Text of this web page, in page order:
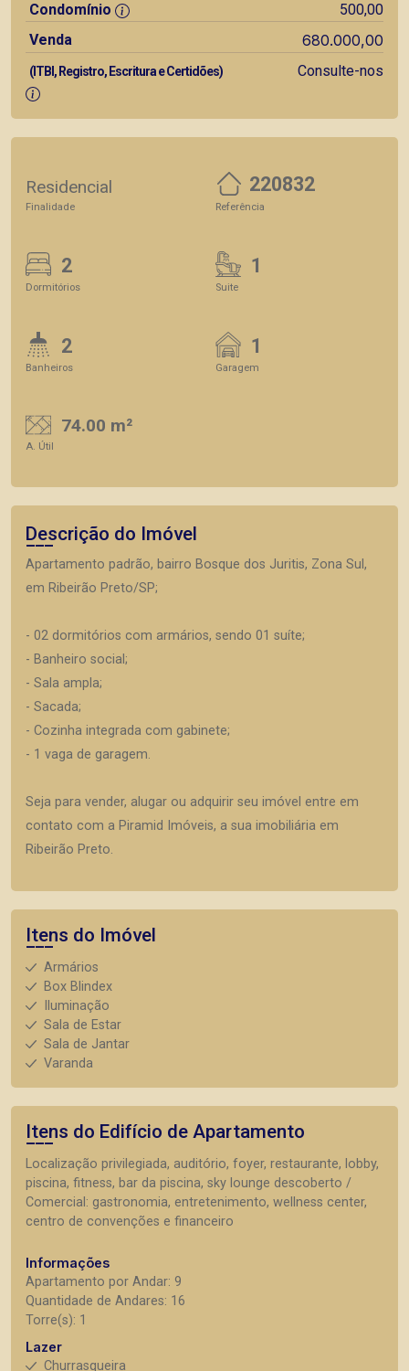
Condomínio
500,00
Venda
680.000,00
(ITBI, Registro, Escritura e Certidões) Consulte-nos
Residencial
Finalidade
220832
Referência
2
Dormitórios
1
Suite
2
Banheiros
1
Garagem
74.00 m²
A. Útil
Descrição do Imóvel
Apartamento padrão, bairro Bosque dos Juritis, Zona Sul,
em Ribeirão Preto/SP;
- 02 dormitórios com armários, sendo 01 suíte;
- Banheiro social;
- Sala ampla;
- Sacada;
- Cozinha integrada com gabinete;
- 1 vaga de garagem.
Seja para vender, alugar ou adquirir seu imóvel entre em
contato com a Piramid Imóveis, a sua imobiliária em
Ribeirão Preto.
Itens do Imóvel
Armários
Box Blindex
Iluminação
Sala de Estar
Sala de Jantar
Varanda
Itens do Edifício de Apartamento
Localização privilegiada, auditório, foyer, restaurante, lobby,
piscina, fitness, bar da piscina, sky lounge descoberto /
Comercial: gastronomia, entretenimento, wellness center,
centro de convenções e financeiro
Informações
Apartamento por Andar: 9
Quantidade de Andares: 16
Torre(s): 1
Lazer
Churrasqueira